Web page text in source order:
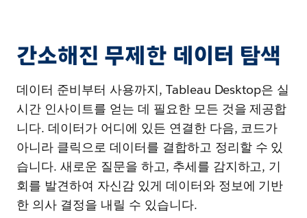
간소해진 무제한 데이터 탐색
데이터 준비부터 사용까지, Tableau Desktop은 실
시간 인사이트를 얻는 데 필요한 모든 것을 제공합
니다. 데이터가 어디에 있든 연결한 다음, 코드가
아니라 클릭으로 데이터를 결합하고 정리할 수 있
습니다. 새로운 질문을 하고, 추세를 감지하고, 기
회를 발견하여 자신감 있게 데이터와 정보에 기반
한 의사 결정을 내릴 수 있습니다.